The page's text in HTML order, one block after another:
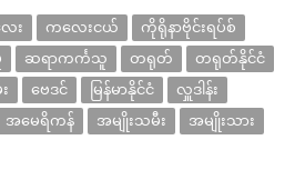
း ကလေးငယ်
ကိုရိုနာဗိုင်းရပ်စ်
ဆရာကင်္ကသူ တရုတ်
တရုတ်နိုင်ငံ
ဗေဒင် မြန်မာနိုင်ငံ
လှူဒါန်း
အမေရိကန် အမျိုးသမီး အမျိုးသား